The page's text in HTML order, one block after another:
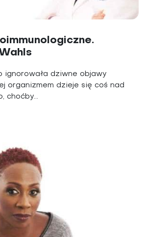
ignorowała dziwne objawy
organizmem dzieje się coś nad
choćby...